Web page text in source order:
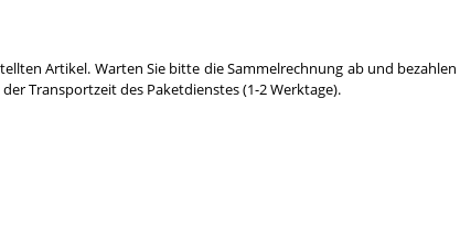
Artikel. Warten Sie bitte die Sammelrechnung ab und
Transportzeit des Paketdienstes (1-2 Werktage).